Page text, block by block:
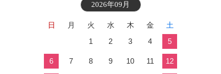
2026年09月
日 月 火 水 木 金
土
1
2 3 4 5
6 7 8 9 10 11 12